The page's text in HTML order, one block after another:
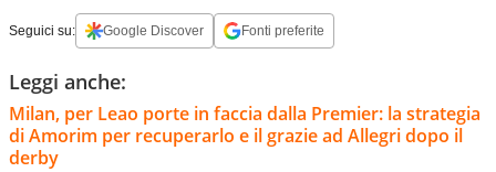
Seguici su: Google Discover Fonti preferite
Leggi anche:
Milan, per Leao porte in faccia dalla Premier: la strategia
di Amorim per recuperarlo e il grazie ad Allegri dopo il
derby